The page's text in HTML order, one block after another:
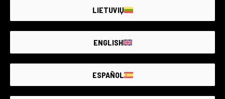
LIETUVIŲ
ENGLISH
ESPAÑOL